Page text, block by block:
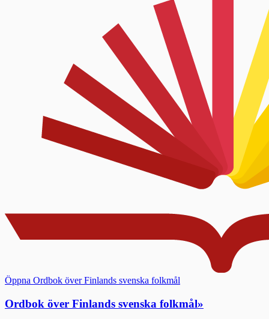
Öppna Ordbok över Finlands svenska folkmål
Ordbok över Finlands svenska folkmål»